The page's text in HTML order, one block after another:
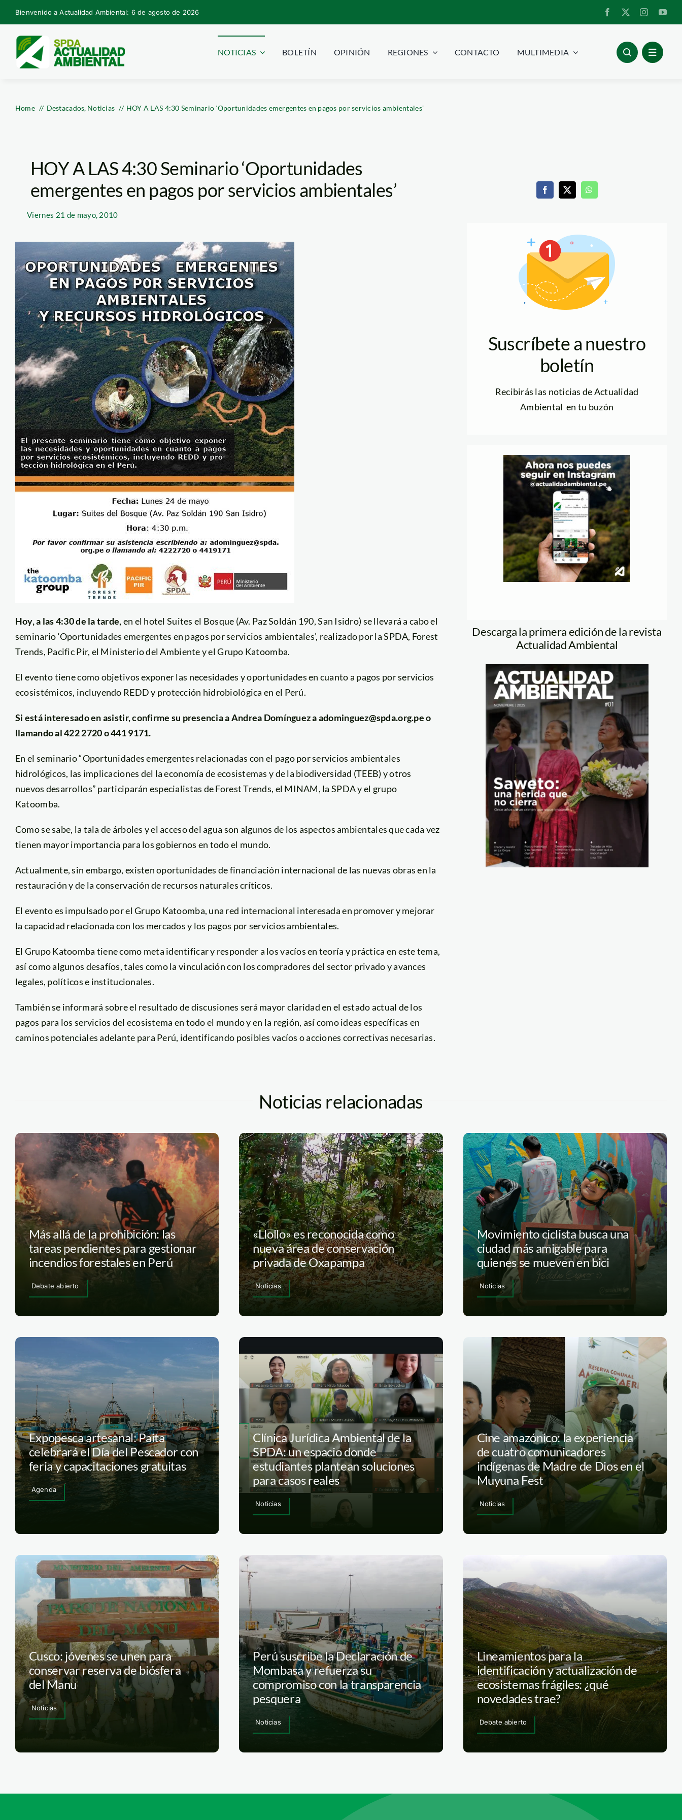
Skip
to
content
Bienvenido a Actualidad Ambiental: 6 de agosto de 2026
NOTICIAS BOLETÍN OPINIÓN REGIONES CONTACTO MULTIMEDIA
Home Destacados Noticias HOY A LAS 4:30 Seminario ‘Oportunidades emergentes en pagos por servicios ambientales’
HOY A LAS 4:30 Seminario ‘Oportunidades
emergentes en pagos por servicios ambientales’
Viernes 21 de mayo, 2010
Hoy, a las 4:30 de la tarde,en el hotel Suites el Bosque (Av. Paz Soldán 190, San Isidro) se llevará a cabo el
seminario ‘Oportunidades emergentes en pagos por servicios ambientales’, realizado por la SPDA, Forest
Trends, Pacific Pir, el Ministerio del Ambiente y el Grupo Katoomba.
El evento tiene como objetivos exponer las necesidades y oportunidades en cuanto a pagos por servicios
ecosistémicos, incluyendo REDD y protección hidrobiológica en el Perú.
Si está interesado en asistir, confirme su presencia a Andrea Domínguez a adominguez@spda.org.pe o
llamando al 422 2720 o 441 9171.
En el seminario “Oportunidades emergentes relacionadas con el pago por servicios ambientales
hidrológicos, las implicaciones del la economía de ecosistemas y de la biodiversidad (TEEB) y otros
nuevos desarrollos” participarán especialistas de Forest Trends, el MINAM, la SPDA y el grupo
Katoomba.
Como se sabe, la tala de árboles y el acceso del agua son algunos de los aspectos ambientales que cada vez
tienen mayor importancia para los gobiernos en todo el mundo.
Actualmente, sin embargo, existen oportunidades de financiación internacional de las nuevas obras en la
restauración y de la conservación de recursos naturales críticos.
El evento es impulsado por el Grupo Katoomba, una red internacional interesada en promover y mejorar
la capacidad relacionada con los mercados y los pagos por servicios ambientales.
El Grupo Katoomba tiene como meta identificar y responder a los vacíos en teoría y práctica en este tema,
así como algunos desafíos, tales como la vinculación con los compradores del sector privado y avances
legales, políticos e institucionales.
También se informará sobre el resultado de discusiones será mayor claridad en el estado actual de los
pagos para los servicios del ecosistema en todo el mundo y en la región, así como ideas específicas en
caminos potenciales adelante para Perú, identificando posibles vacíos o acciones correctivas necesarias.
Suscríbete a nuestro
boletín
Recibirás las noticias de Actualidad
Ambiental en tu buzón
Descarga la primera edición de la revista
Actualidad Ambiental
Noticias relacionadas
Más allá de la prohibición: las
tareas pendientes para gestionar
incendios forestales en Perú
Debate abierto
«Llollo» es reconocida como
nueva área de conservación
privada de Oxapampa
Noticias
Movimiento ciclista busca una
ciudad más amigable para
quienes se mueven en bici
Noticias
Expopesca artesanal: Paita
celebrará el Día del Pescador con
feria y capacitaciones gratuitas
Agenda
Clínica Jurídica Ambiental de la
SPDA: un espacio donde
estudiantes plantean soluciones
para casos reales
Noticias
Cine amazónico: la experiencia
de cuatro comunicadores
indígenas de Madre de Dios en el
Muyuna Fest
Noticias
Cusco: jóvenes se unen para
conservar reserva de biósfera
del Manu
Noticias
Perú suscribe la Declaración de
Mombasa y refuerza su
compromiso con la transparencia
pesquera
Noticias
Lineamientos para la
identificación y actualización de
ecosistemas frágiles: ¿qué
novedades trae?
Debate abierto